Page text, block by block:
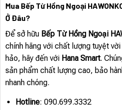
Mua Bếp Từ Hồng Ngoại
Ở Đâu?
Để sở hữu Bếp Từ Hồng Ngoại
chính hãng với chất lượng tuyệt
hảo, hãy đến với Hana Smart.
sản phẩm chất lượng cao, bảo
nhanh chóng.
Hotline: 090.699.3332